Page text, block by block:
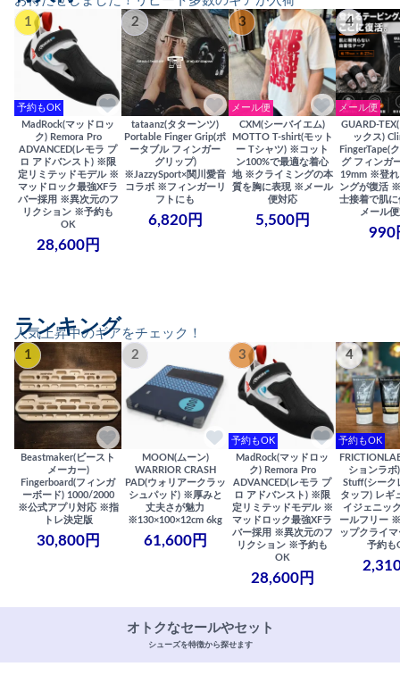
1
予約もOK
MadRock(マッドロッ
ク) Remora Pro
ADVANCED(レモラ プ
ロ アドバンスト) ※限
定リミテッドモデル ※
マッドロック最強XFラ
バー採用 ※異次元のフ
リクション ※予約も
OK
28,600円
2
tataanz(タターンツ)
Portable Finger Grip(ポ
ータブル フィンガー
グリップ)
※JazzySport×関川愛音
コラボ ※フィンガーリ
フトにも
6,820円
3
メール便
CXM(シーバイエム)
MOTTO T-shirt(モット
ー Tシャツ) ※コット
ン100%で最適な着心
地 ※クライミングの本
質を胸に表現 ※メール
便対応
5,500円
4
メール便
GUARD-
ックス)
FingerTape(
グ フィンガ
19mm ※登れ
ングが復活
士接着で肌
メール
990
人気上昇中のギアをチェック！
ランキング
1
Beastmaker(ビースト
メーカー)
Fingerboard(フィンガ
ーボード) 1000/2000
※公式アプリ対応 ※指
トレ決定版
30,800円
2
MOON(ムーン)
WARRIOR CRASH
PAD(ウォリアークラッ
シュパッド) ※厚みと
丈夫さが魅力
※130×100×12cm 6kg
61,600円
3
予約もOK
MadRock(マッドロッ
ク) Remora Pro
ADVANCED(レモラ プ
ロ アドバンスト) ※限
定リミテッドモデル ※
マッドロック最強XFラ
バー採用 ※異次元のフ
リクション ※予約も
OK
28,600円
4
予約もOK
ションラボ
Stuff(シーク
タッフ) レギ
イジェニッ
ールフリー
ップクライ
予約も
オトクなセールやセット
シューズを特徴から探せます